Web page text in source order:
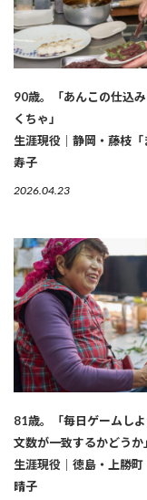
90歳。「あんこの仕込
くちゃ」
生涯現役｜静岡・藤枝
寿子
2026.04.23
81歳。「毎日ゲームし
文数が一致するかどうか」
生涯現役｜徳島・上勝
晴子